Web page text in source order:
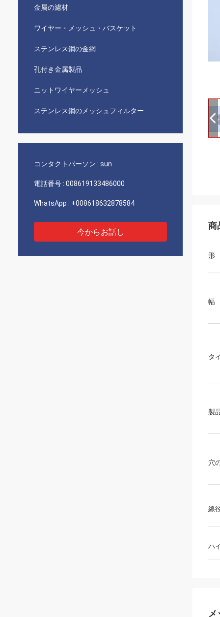
金属の濾材
ワイヤー・メッシュ・バスケット
ステンレス鋼の金網
孔付き金属製品
ニットワイヤーメッシュ
ステンレス鋼のメッシュフィルター
コンタクトパーソン : sun
電話番号 : 008619133486000
WhatsApp : +008618632878584
今からお話し
商
形
幅
タ
製
穴
線
ハ